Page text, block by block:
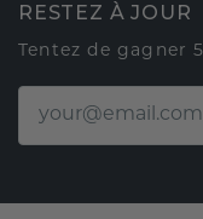
RESTEZ À JOUR
Tentez de gagner